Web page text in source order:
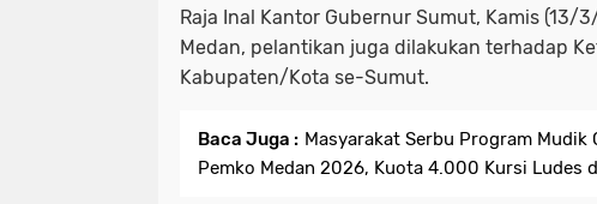
Raja Inal Kantor Gubernur Sumut, Kamis (13/
Medan, pelantikan juga dilakukan terhadap
Kabupaten/Kota se-Sumut.
Baca Juga : Masyarakat Serbu Program Mudik
Pemko Medan 2026, Kuota 4.000 Kursi Ludes